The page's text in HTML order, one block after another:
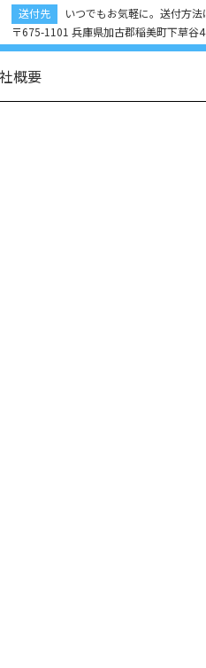
送付先
いつでもお気軽に。送付方法
〒675-1101 兵庫県加古郡稲美町下草谷
概要